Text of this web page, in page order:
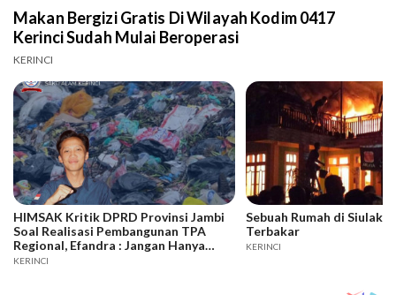
Makan Bergizi Gratis Di Wilayah Kodim 0417
Kerinci Sudah Mulai Beroperasi
KERINCI
HIMSAK Kritik DPRD Provinsi Jambi
Soal Realisasi Pembangunan TPA
Regional, Efandra : Jangan Hanya
Suarakan Jalur Evakuasi
KERINCI
Sebuah Rumah di Siulak
Terbakar
KERINCI